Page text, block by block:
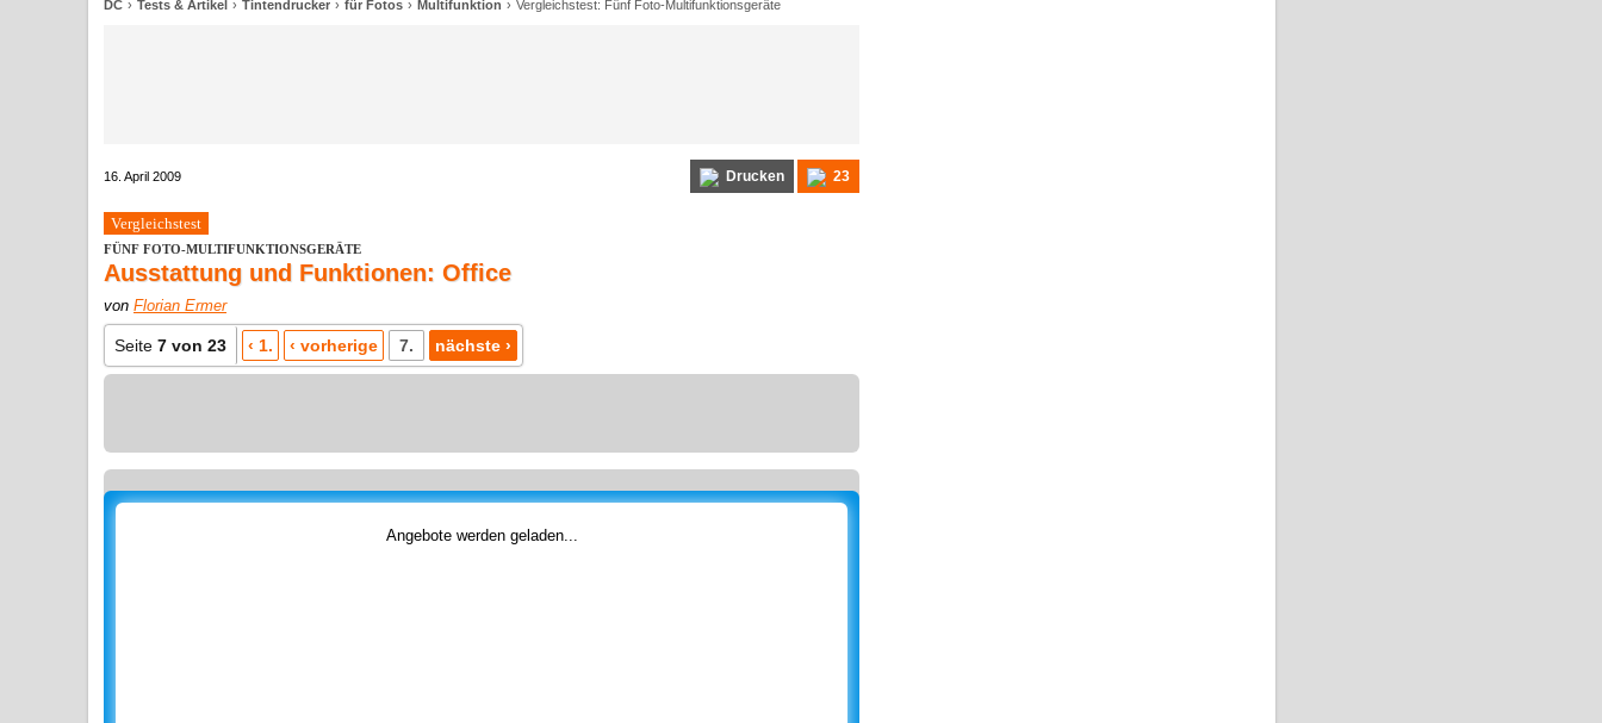
DC Tests & Artikel Tintendrucker für Fotos Multifunktion Vergleichstest: Fünf Foto-Multifunktionsgeräte
16. April 2009 Drucken 23
Vergleichstest
FÜNF FOTO-MULTIFUNKTIONSGERÄTE
Ausstattung und Funktionen: Office
von Florian Ermer
Seite 7 von 23 ‹ 1. ‹ vorherige 7. nächste ›
Angebote werden geladen...